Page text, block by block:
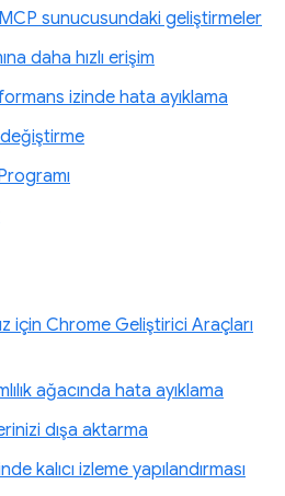
sunucusundaki geliştirmeler
daha hızlı erişim
izinde hata ayıklama
için Chrome Geliştirici Araçları
ağacında hata ayıklama
dışa aktarma
kalıcı izleme yapılandırması